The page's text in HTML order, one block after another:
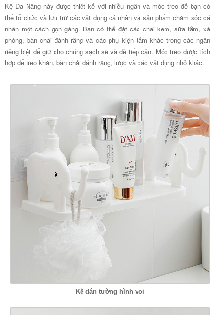
Kệ Đa Năng này được thiết kế với nhiều ngăn và móc treo để bạn có
thể tổ chức và lưu trữ các vật dụng cá nhân và sản phẩm chăm sóc cá
nhân một cách gọn gàng. Bạn có thể đặt các chai kem, sữa tắm, xà
phòng, bàn chải đánh răng và các phụ kiện tắm khác trong các ngăn
riêng biệt để giữ cho chúng sạch sẽ và dễ tiếp cận. Móc treo được tích
hợp để treo khăn, bàn chải đánh răng, lược và các vật dụng nhỏ khác.
Kệ dán tường hình voi